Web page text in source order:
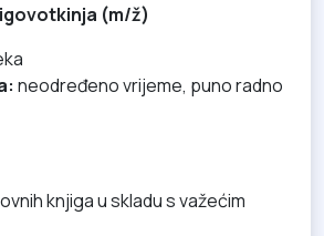
(m/ž)
neodređeno vrijeme, puno radno
knjiga u skladu s važećim